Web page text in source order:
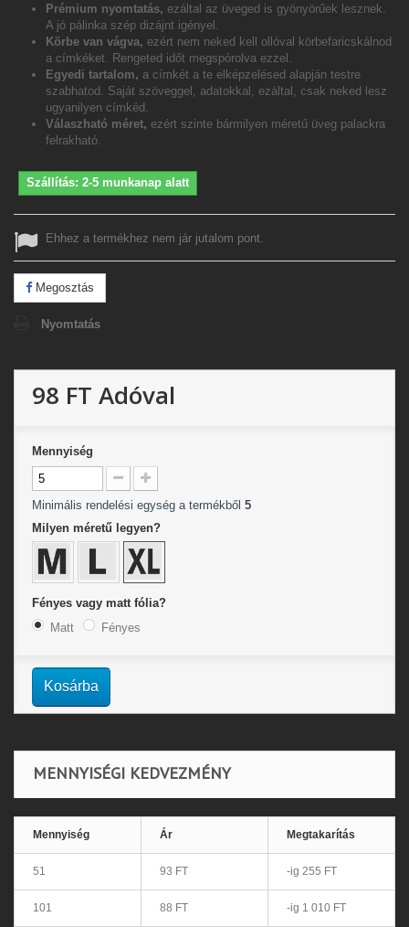
Prémium nyomtatás, ezáltal az üveged is gyönyörűek lesznek.
A jó pálinka szép dizájnt igényel.
Körbe van vágva, ezért nem neked kell ollóval körbefaricskálnod
a címkéket. Rengeted időt megspórolva ezzel.
Egyedi tartalom, a címkét a te elképzelésed alapján testre
szabhatod. Saját szöveggel, adatokkal, ezáltal, csak neked lesz
ugyanilyen címkéd.
Válaszható méret, ezért szinte bármilyen méretű üveg palackra
felrakható.
Szállítás: 2-5 munkanap alatt
Ehhez a termékhez nem jár jutalom pont.
Megosztás
Nyomtatás
98 FT Adóval
Mennyiség
Minimális rendelési egység a termékből 5
Milyen méretű legyen?
Fényes vagy matt fólia?
Matt
Fényes
Kosárba
MENNYISÉGI KEDVEZMÉNY
Mennyiség Ár Megtakarítás
51 93 FT -ig 255 FT
101 88 FT -ig 1 010 FT